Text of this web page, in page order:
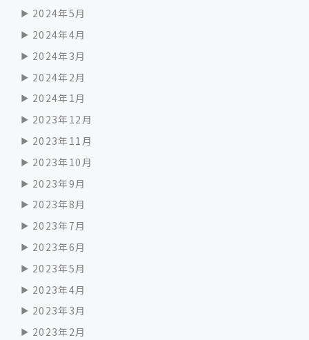
2024年5月
2024年4月
2024年3月
2024年2月
2024年1月
2023年12月
2023年11月
2023年10月
2023年9月
2023年8月
2023年7月
2023年6月
2023年5月
2023年4月
2023年3月
2023年2月